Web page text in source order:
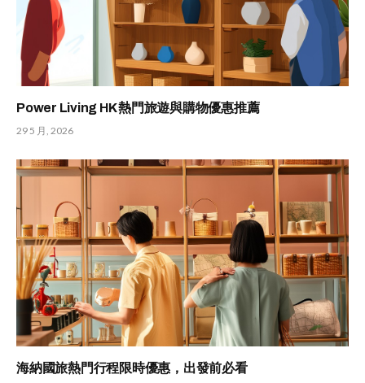
Power Living HK 熱門旅遊與購物優惠推薦
29 5 月, 2026
海納國旅熱門行程限時優惠，出發前必看